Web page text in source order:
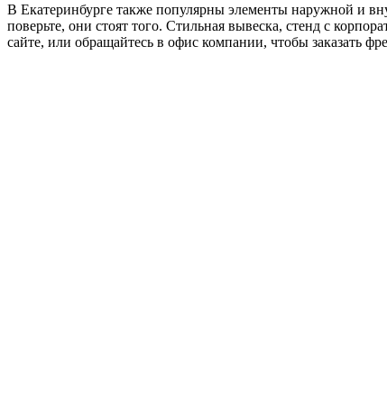
В Екатеринбурге также популярны элементы наружной и
поверьте, они стоят того. Стильная вывеска, стенд с
сайте, или обращайтесь в офис компании, чтобы заказать